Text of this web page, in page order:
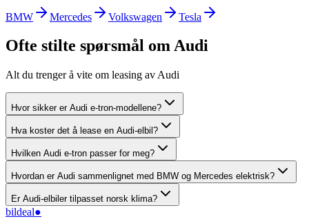
BMW Mercedes Volkswagen Tesla
Ofte stilte spørsmål omAudi
Alt du trenger å vite om leasing av Audi
Hvor sikker er Audi e-tron-modellene?
Hva koster det å lease en Audi-elbil?
Hvilken Audi e-tron passer for meg?
Hvordan er Audi sammenlignet med BMW og Mercedes elektrisk?
Er Audi-elbiler tilpasset norsk klima?
bildeal●